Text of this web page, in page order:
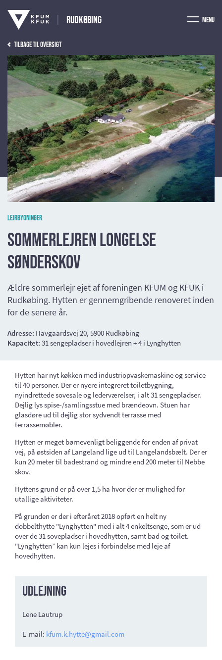
Rudkøbing Menu
Tilbage til oversigt
Lejrbygninger
Sommerlejren Longelse
Sønderskov
Ældre sommerlejr ejet af foreningen KFUM og KFUK i
Rudkøbing. Hytten er gennemgribende renoveret inden
for de senere år.
Adresse: Havgaardsvej 20, 5900 Rudkøbing
Kapacitet: 31 sengepladser i hovedlejren + 4 i Lynghytten
Hytten har nyt køkken med industriopvaskemaskine og service
til 40 personer. Der er nyere integreret toiletbygning,
nyindrettede sovesale og lederværelser, i alt 31 sengepladser.
Dejlig lys spise-/samlingsstue med brændeovn. Stuen har
glasdøre ud til dejlig stor sydvendt terrasse med
terrassemøbler.
Hytten er meget børnevenligt beliggende for enden af privat
vej, på østsiden af Langeland lige ud til Langelandsbælt. Der er
kun 20 meter til badestrand og mindre end 200 meter til Nebbe
skov.
Hyttens grund er på over 1,5 ha hvor der er mulighed for
utallige aktiviteter.
På grunden er der i efteråret 2018 opført en helt ny
dobbelthytte "Lynghytten" med i alt 4 enkeltsenge, som er ud
over de 31 sovepladser i hovedhytten, samt bad og toilet.
"Lynghytten” kan kun lejes i forbindelse med leje af
hovedhytten.
Udlejning
Lene Lautrup
E-mail: kfum.k.hytte@gmail.com